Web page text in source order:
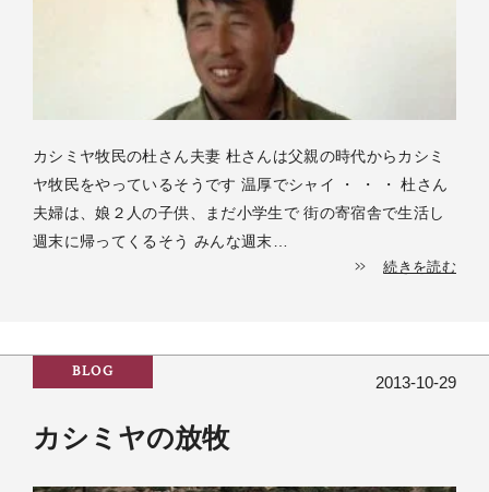
カシミヤ牧民の杜さん夫妻 杜さんは父親の時代からカシミ
ヤ牧民をやっているそうです 温厚でシャイ ・ ・ ・ 杜さん
夫婦は、娘２人の子供、まだ小学生で 街の寄宿舎で生活し
週末に帰ってくるそう みんな週末…
続きを読む
BLOG
2013-10-29
カシミヤの放牧